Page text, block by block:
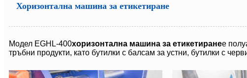
Хоризонтална машина за етикетиране
Модел EGHL-400хоризонтална машина за етикетиранее
тръбни продукти, като бутилки с балсам за устни, бутилки с